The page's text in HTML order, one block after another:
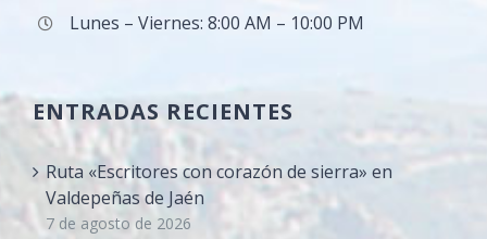
Lunes – Viernes: 8:00 AM – 10:00 PM
ENTRADAS RECIENTES
Ruta «Escritores con corazón de sierra» en
Valdepeñas de Jaén
7 de agosto de 2026